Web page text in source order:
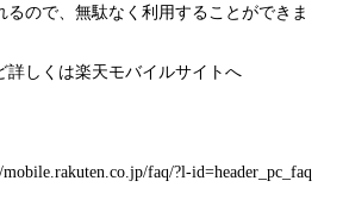
るので、無駄なく利用することができま
詳しくは楽天モバイルサイトへ
faq/?l-id=header_pc_faq